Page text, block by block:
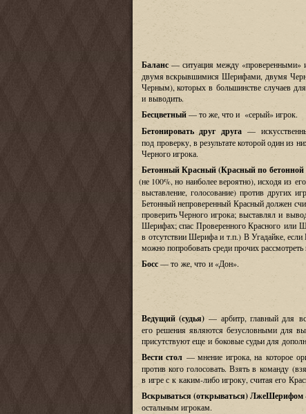
Баланс — ситуация между «проверенными»
двумя вскрывшимися Шерифами, двумя
Черным),которых в большинстве случаев для
и выводить.
Бесцветный—то же, что и «серый»игрок.
Бетонировать друг друга —
под проверку, в результате которой один из
Черного игрока.
Бетонный Красный (Красный по
(не 100%,но наиболее вероятно),исходя из
выставление, голосование) против других
Бетонный непроверенный Красный должен
проверить Черного игрока;выставлял и
Шерифах;спас Проверенного Красного или
в отсутствии Шерифа и т.п.) В Угадайке, если
можно попробовать среди прочих
Босс— то же, что и «Дон».
Ведущий (судья)— арбитр, главный для
его решения являются безусловными для
присутствуют еще и боковые судьи для
Вести стол — мнение игрока, на которое
против кого голосовать. Взять в команду (
в игре с к каким-либо игроку, считая его
Вскрываться (открываться) ЛжеШерифом
остальным игрокам.